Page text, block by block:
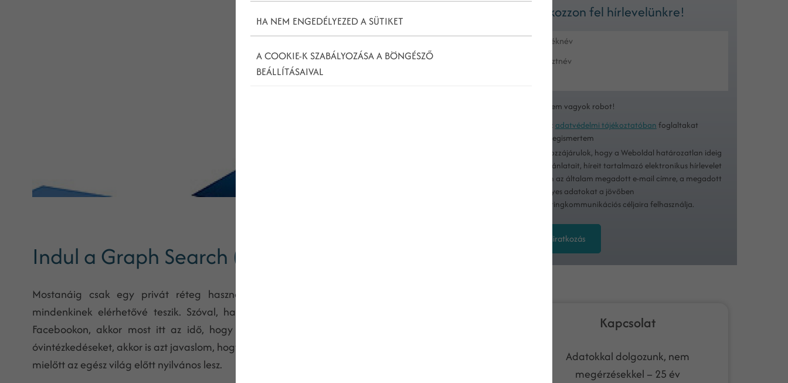
Indul a Graph Search (Közösségi Kereső)
Mostanáig csak egy privát réteg használhatta, viszont mostantól hétről hétre, szépen lassan
mindenkinek elérhetővé teszik. Szóval, ha eddig vártál azzal, hogy elrejtsd a kínos dolgaidat a
Facebookon, akkor most itt az idő, hogy megtedd ezt. Ha már régebben megtetted ezeket az
óvintézkedéseket, akkor is azt javaslom, hogy nézd át még egyszer az adatvédelmi beállításaidat még
mielőtt az egész világ előtt nyilvános lesz.
Iratkozzon fel hírlevelünkre!
Nem vagyok robot!
Az adatvédelmi tájékoztatóban foglaltakat
megismertem
Hozzájárulok, hogy a Weboldal határozatlan ideig
ajánlatait, híreit tartalmazó elektronikus hírlevelet
küldjön az általam megadott e-mail címre, a megadott
személyes adatokat a jövőben
marketingkommunikációs céljaira felhasználja.
Feliratkozás
Kapcsolat
Adatokkal dolgozunk, nem
megérzésekkel – 25 év
HA NEM ENGEDÉLYEZED A SÜTIKET
A COOKIE-K SZABÁLYOZÁSA A BÖNGÉSZŐ
BEÁLLÍTÁSAIVAL